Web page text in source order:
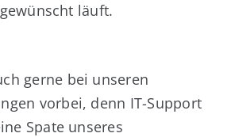
läuft.
gerne bei unseren
vorbei, denn IT-Support
Spate unseres